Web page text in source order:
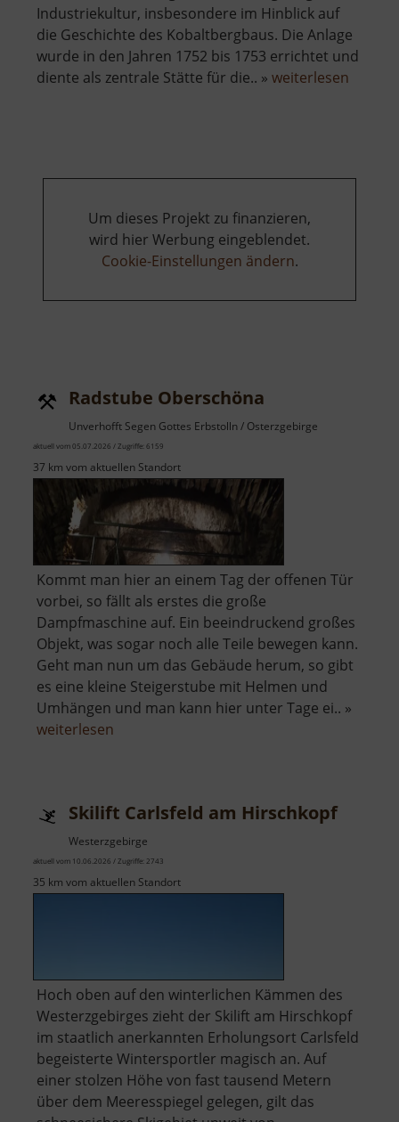
Industriekultur, insbesondere im Hinblick auf
die Geschichte des Kobaltbergbaus. Die Anlage
wurde in den Jahren 1752 bis 1753 errichtet und
diente als zentrale Stätte für die.. » weiterlesen
Um dieses Projekt zu finanzieren,
wird hier Werbung eingeblendet.
Cookie-Einstellungen ändern.
Radstube Oberschöna
Unverhofft Segen Gottes Erbstolln / Osterzgebirge
aktuell vom 05.07.2026 / Zugriffe: 6159
37 km vom aktuellen Standort
Kommt man hier an einem Tag der offenen Tür
vorbei, so fällt als erstes die große
Dampfmaschine auf. Ein beeindruckend großes
Objekt, was sogar noch alle Teile bewegen kann.
Geht man nun um das Gebäude herum, so gibt
es eine kleine Steigerstube mit Helmen und
Umhängen und man kann hier unter Tage ei.. »
weiterlesen
Skilift Carlsfeld am Hirschkopf
Westerzgebirge
aktuell vom 10.06.2026 / Zugriffe: 2743
35 km vom aktuellen Standort
Hoch oben auf den winterlichen Kämmen des
Westerzgebirges zieht der Skilift am Hirschkopf
im staatlich anerkannten Erholungsort Carlsfeld
begeisterte Wintersportler magisch an. Auf
einer stolzen Höhe von fast tausend Metern
über dem Meeresspiegel gelegen, gilt das